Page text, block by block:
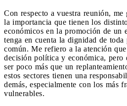
Con respecto a vuestra reunión, me
la importancia que tienen los
económicos en la promoción de un
tenga en cuenta la dignidad de toda
común. Me refiero a la atención
decisión política y económica, pero
ser poco más que un
estos sectores tienen una
demás, especialmente con los más
vulnerables.